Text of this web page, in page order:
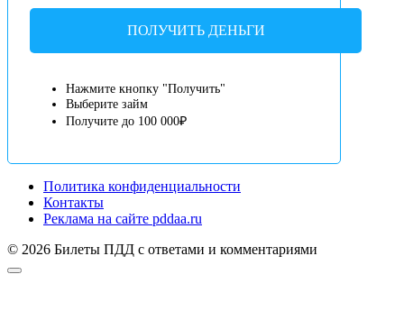
ПОЛУЧИТЬ ДЕНЬГИ
Нажмите кнопку "Получить"
Выберите займ
Получите до 100 000₽
Политика конфиденциальности
Контакты
Реклама на сайте pddaa.ru
© 2026 Билеты ПДД с ответами и комментариями